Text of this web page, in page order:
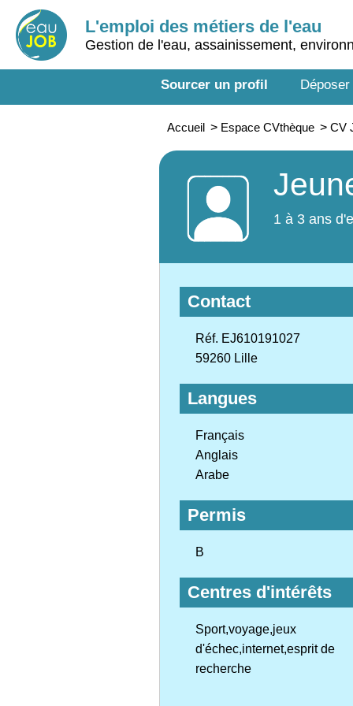
L'emploi des métiers de l'eau
Gestion de l'eau, assainissement,
Sourcer un profil
Accueil > Espace CVthèque > CV
1 à 3 ans
Contact
Réf. EJ610191027
59260 Lille
Langues
Français
Anglais
Arabe
Permis
B
Centres d'intérêts
Sport,voyage,jeux
d'échec,internet,esprit de
recherche